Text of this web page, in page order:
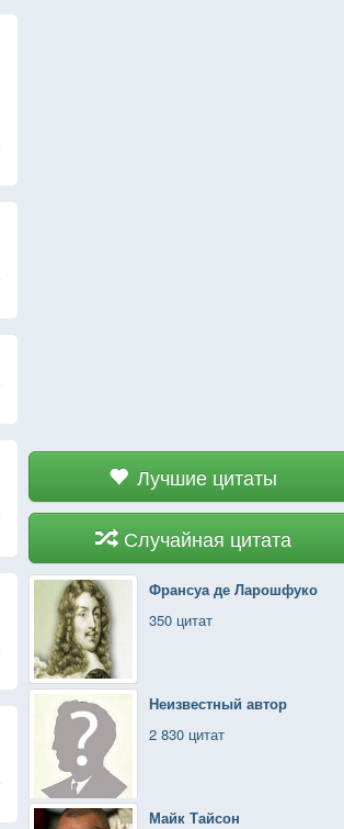
Лучшие цитаты
Случайная цитата
Франсуа де Ларошфуко
350 цитат
Неизвестный автор
2 830 цитат
Майк Тайсон